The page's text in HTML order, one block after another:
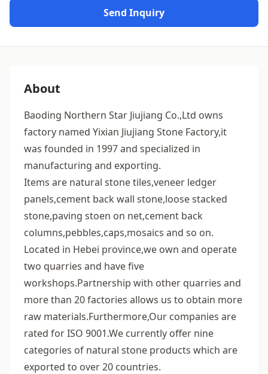
Send Inquiry
About
Baoding Northern Star Jiujiang Co.,Ltd owns
factory named Yixian Jiujiang Stone Factory,it
was founded in 1997 and specialized in
manufacturing and exporting.
Items are natural stone tiles,veneer ledger
panels,cement back wall stone,loose stacked
stone,paving stoen on net,cement back
columns,pebbles,caps,mosaics and so on.
Located in Hebei province,we own and operate
two quarries and have five
workshops.Partnership with other quarries and
more than 20 factories allows us to obtain more
raw materials.Furthermore,Our companies are
rated for ISO 9001.We currently offer nine
categories of natural stone products which are
exported to over 20 countries.